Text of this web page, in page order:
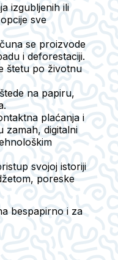
izgubljenih ili
sve
se proizvode
i deforestaciji.
štetu po životnu
na papiru,
plaćanja i
zamah, digitalni
svojoj istoriji
poreske
bespapirno i za